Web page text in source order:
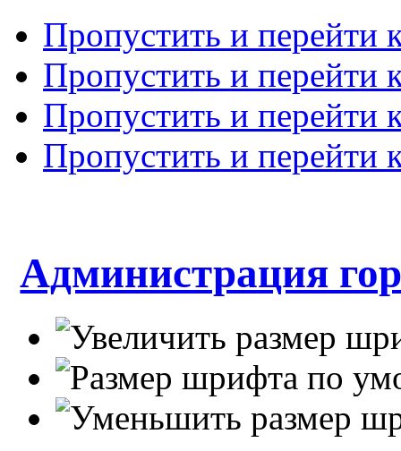
Пропустить и перейти
Пропустить и перейти
Пропустить и перейти
Пропустить и перейти
Администрация